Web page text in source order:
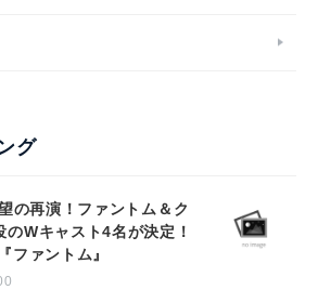
グ
の再演！ファントム＆ク
のWキャスト4名が決定！
ファントム』